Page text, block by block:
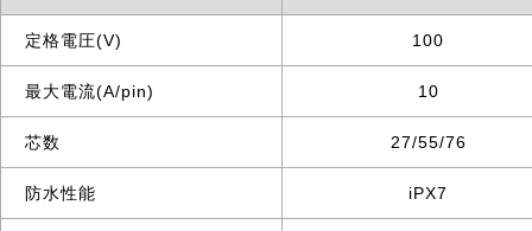
定格電圧(V) 100
最大電流(A/pin) 10
芯数 27/55/76
防水性能 iPX7